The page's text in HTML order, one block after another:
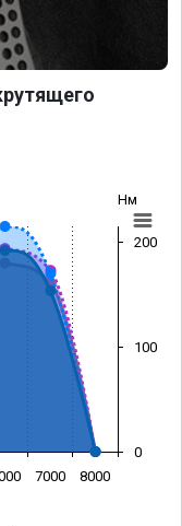
Нм
7000 8000
0
100
200